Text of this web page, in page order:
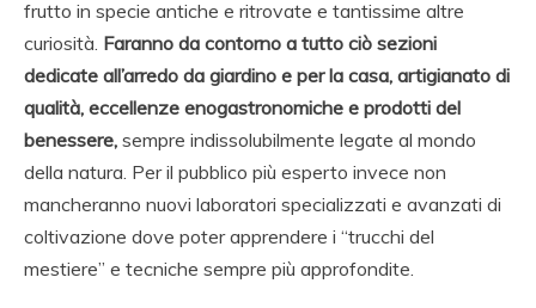
frutto in specie antiche e ritrovate e tantissime altre
curiosità. Faranno da contorno a tutto ciò sezioni
dedicate all’arredo da giardino e per la casa, artigianato di
qualità, eccellenze enogastronomiche e prodotti del
benessere, sempre indissolubilmente legate al mondo
della natura. Per il pubblico più esperto invece non
mancheranno nuovi laboratori specializzati e avanzati di
coltivazione dove poter apprendere i “trucchi del
mestiere” e tecniche sempre più approfondite.